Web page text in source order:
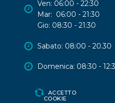
Ven: 06:00 - 22:30
Mar: 06:00 - 21:30
Gio: 08:30 - 21:30
Sabato: 08:00 - 20.30
Domenica: 08:30 -
ACCETTO
COOKIE